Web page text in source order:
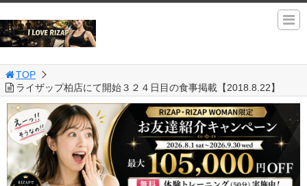
TOP
ライザップ柏店にて開始３２４日目の食事掲載【2018.8.22】